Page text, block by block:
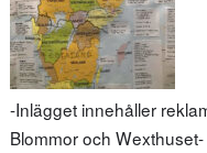
-Inlägget innehåller
Blommor och